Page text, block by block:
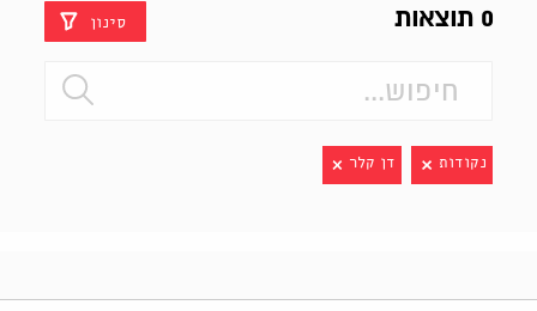
0 תוצאות סינון
נקודות דן קלר